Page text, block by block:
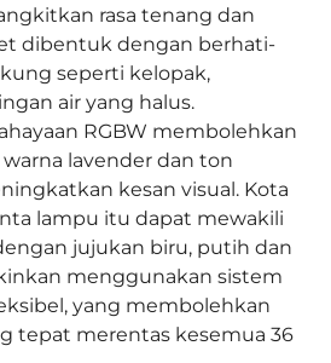
rasa tenang dan
dibentuk dengan berhati-
seperti kelopak,
air yang halus.
RGBW membolehkan
lavender dan ton
kesan visual. Kota
lampu itu dapat mewakili
jujukan biru, putih dan
menggunakan sistem
yang membolehkan
tepat merentas kesemua 36